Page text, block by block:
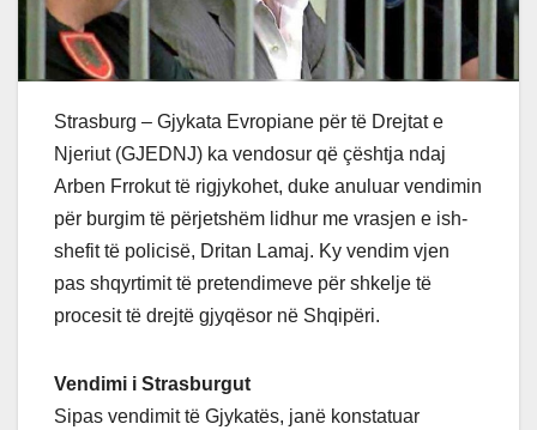
Strasburg – Gjykata Evropiane për të Drejtat e
Njeriut (GJEDNJ) ka vendosur që çështja ndaj
Arben Frrokut të rigjykohet, duke anuluar vendimin
për burgim të përjetshëm lidhur me vrasjen e ish-
shefit të policisë, Dritan Lamaj. Ky vendim vjen
pas shqyrtimit të pretendimeve për shkelje të
procesit të drejtë gjyqësor në Shqipëri.
Vendimi i Strasburgut
Sipas vendimit të Gjykatës, janë konstatuar